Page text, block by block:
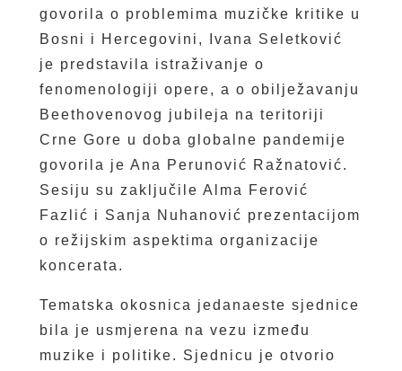
govorila o problemima muzičke kritike u
Bosni i Hercegovini, Ivana Seletković
je predstavila istraživanje o
fenomenologiji opere, a o obilježavanju
Beethovenovog jubileja na teritoriji
Crne Gore u doba globalne pandemije
govorila je Ana Perunović Ražnatović.
Sesiju su zaključile Alma Ferović
Fazlić i Sanja Nuhanović prezentacijom
o režijskim aspektima organizacije
koncerata.
Tematska okosnica jedanaeste sjednice
bila je usmjerena na vezu između
muzike i politike. Sjednicu je otvorio